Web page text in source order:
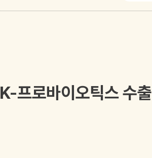
K-프로바이오틱스 수출